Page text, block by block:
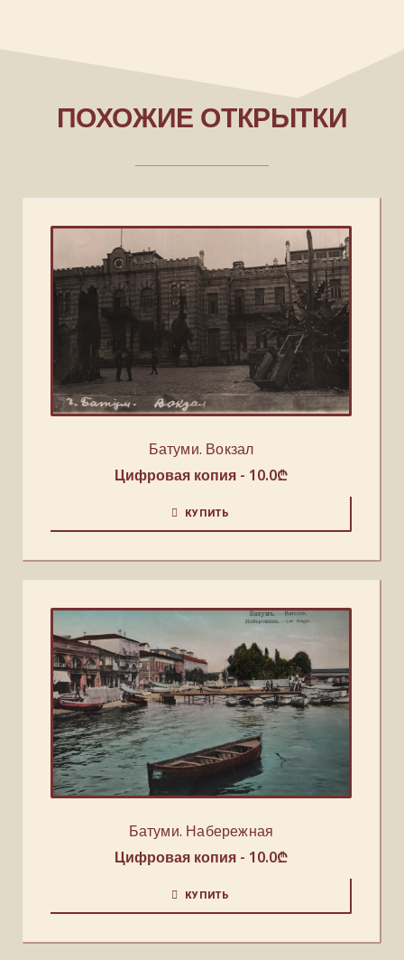
ПОХОЖИЕ ОТКРЫТКИ
Батуми. Вокзал
Цифровая копия - 10.0₾
КУПИТЬ
Батуми. Набережная
Цифровая копия - 10.0₾
КУПИТЬ